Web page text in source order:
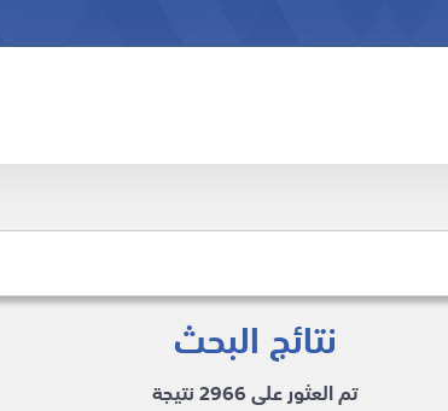
نتائج البحث
تم العثور على 2966 نتيجة